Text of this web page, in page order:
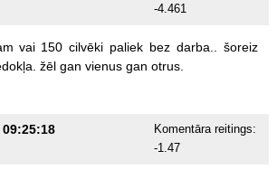
-4.461
vai 150 cilvēki paliek bez darba..
šoreiz
žēl gan vienus gan otrus.
09:25:18
Komentāra reitings:
-1.47